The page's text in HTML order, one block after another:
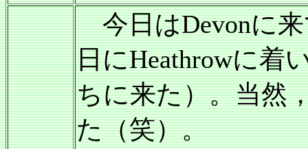
今日はDevonに来
日にHeathrowに着
ちに来た）。当然
た（笑）。